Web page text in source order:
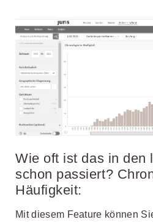
Wie oft ist das in den
schon passiert?
Häufigkeit:
Mit diesem Feature können